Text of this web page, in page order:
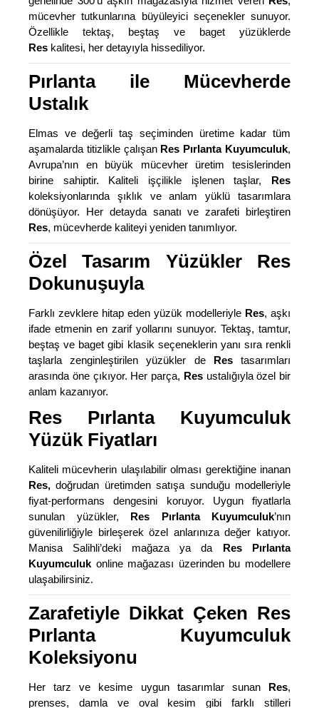
mücevher tutkunlarına büyüleyici seçenekler sunuyor.
Özellikle tektaş, beştaş ve baget yüzüklerde
Res kalitesi, her detayıyla hissediliyor.
Pırlanta ile Mücevherde
Ustalık
Elmas ve değerli taş seçiminden üretime kadar tüm
aşamalarda titizlikle çalışan Res Pırlanta Kuyumculuk,
Avrupa’nın en büyük mücevher üretim tesislerinden
birine sahiptir. Kaliteli işçilikle işlenen taşlar, Res
koleksiyonlarında şıklık ve anlam yüklü tasarımlara
dönüşüyor. Her detayda sanatı ve zarafeti birleştiren
Res, mücevherde kaliteyi yeniden tanımlıyor.
Özel Tasarım Yüzükler Res
Dokunuşuyla
Farklı zevklere hitap eden yüzük modelleriyle Res, aşkı
ifade etmenin en zarif yollarını sunuyor. Tektaş, tamtur,
beştaş ve baget gibi klasik seçeneklerin yanı sıra renkli
taşlarla zenginleştirilen yüzükler de Restasarımları
arasında öne çıkıyor. Her parça, Res ustalığıyla özel bir
anlam kazanıyor.
Res Pırlanta Kuyumculuk
Yüzük Fiyatları
Kaliteli mücevherin ulaşılabilir olması gerektiğine inanan
Res, doğrudan üretimden satışa sunduğu modelleriyle
fiyat-performans dengesini koruyor. Uygun fiyatlarla
sunulan yüzükler, Res Pırlanta Kuyumculuk’nın
güvenilirliğiyle birleşerek özel anlarınıza değer katıyor.
Manisa Salihli’deki mağaza ya da Res Pırlanta
Kuyumculuk online mağazası üzerinden bu modellere
ulaşabilirsiniz.
Zarafetiyle Dikkat Çeken Res
Pırlanta Kuyumculuk
Koleksiyonu
Her tarz ve kesime uygun tasarımlar sunan Res,
prenses, damla ve oval kesim gibi farklı stilleri